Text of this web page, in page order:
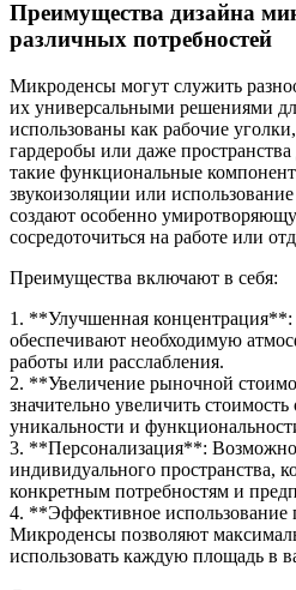
Преимущества дизайна
различных потребностей
Микроденсы могут служить
их универсальными решениями
использованы как рабочие
гардеробы или даже
такие функциональные
звукоизоляции или
создают особенно
сосредоточиться на работе или
Преимущества включают в себя:
1. **Улучшенная концентрация**:
обеспечивают необходимую
работы или расслабления.
2. **Увеличение рыночной
значительно увеличить стоимость
уникальности и
3. **Персонализация**:
индивидуального пространства,
конкретным потребностям и
4. **Эффективное использование
Микроденсы позволяют
использовать каждую площадь в